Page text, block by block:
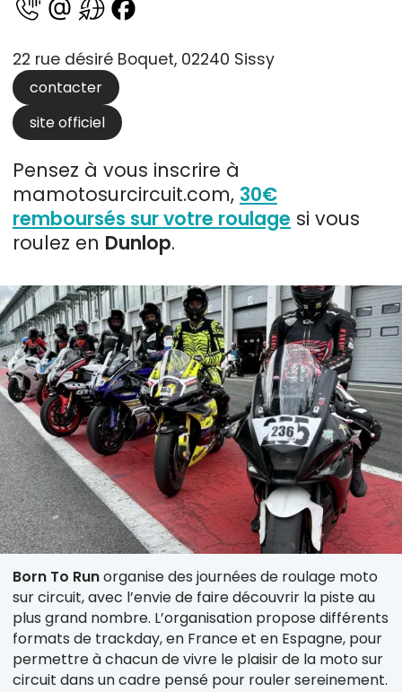
22 rue désiré Boquet, 02240 Sissy
contacter
site officiel
Pensez à vous inscrire à
mamotosurcircuit.com, 30€
remboursés sur votre roulage si vous
roulez en Dunlop.
Born To Runorganise des journées de roulage moto
sur circuit, avec l’envie de faire découvrir la piste au
plus grand nombre. L’organisation propose différents
formats de trackday, en France et en Espagne, pour
permettre à chacun de vivre le plaisir de la moto sur
circuit dans un cadre pensé pour rouler sereinement.